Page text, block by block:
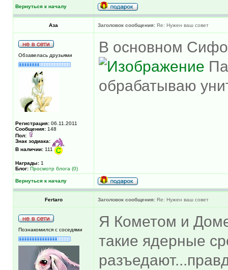
Вернуться к началу
Аза Заголовок сообщения: Re: Нужен ваш совет
Обзавелась друзьями
Регистрация: 06.11.2011
Сообщения: 148
Пол:
Знак зодиака:
В наличии: 111
Награды: 1
Блог: Просмотр блога (0)
В основном
обрабатываю
Вернуться к началу
Fertaro Заголовок сообщения: Re: Нужен ваш совет
Познакомился с соседями
Я Кометом и
такие ядерные